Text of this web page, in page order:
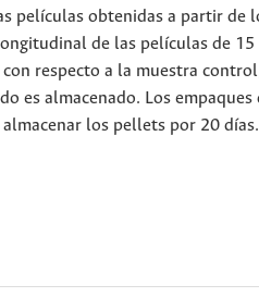
películas obtenidas a partir de
de las películas de
respecto a la muestra
es almacenado. Los
los pellets por 20 días.